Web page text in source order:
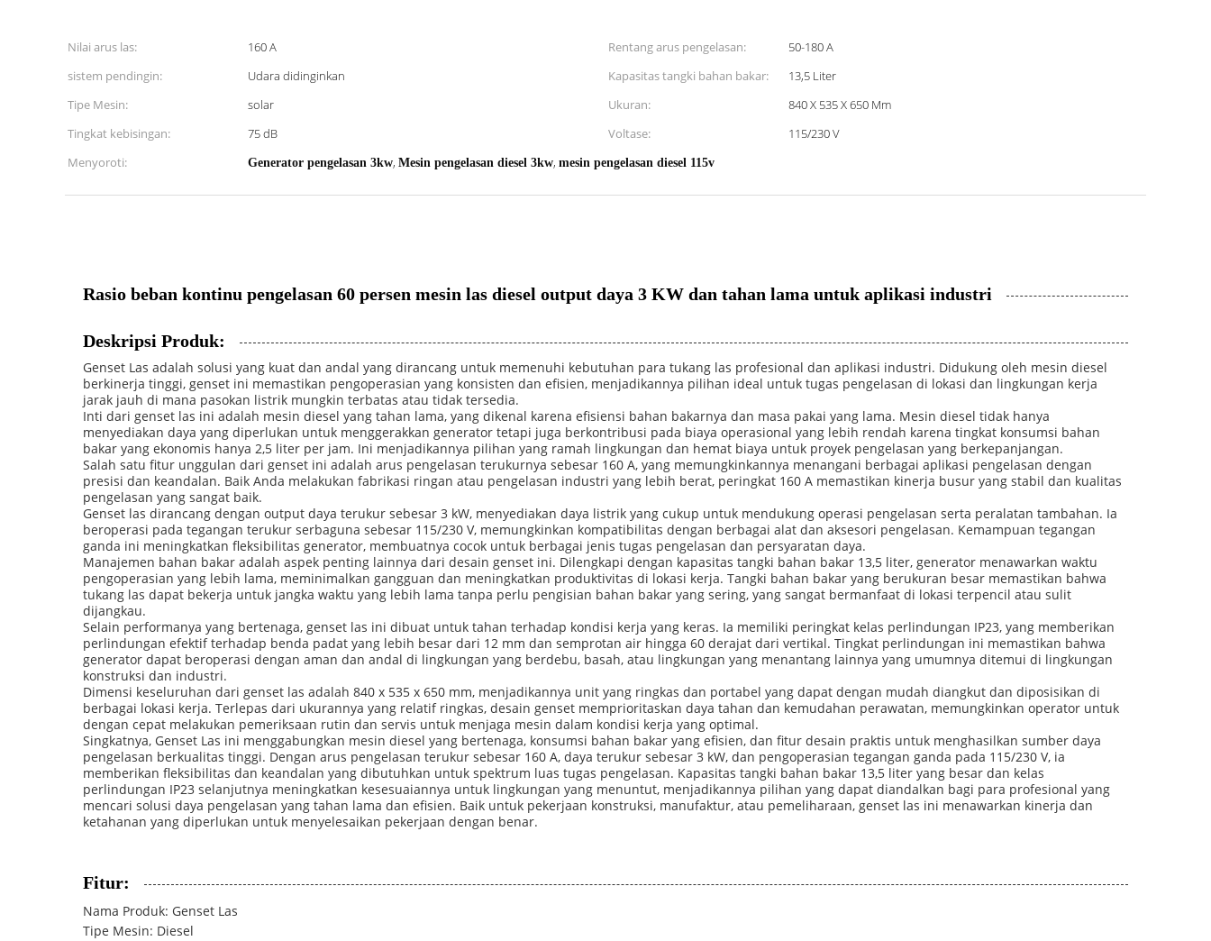
Nilai arus las: 160 A Rentang arus pengelasan:
50-180 A
sistem pendingin:
Udara didinginkan Kapasitas tangki bahan bakar:
13,5 Liter
Tipe Mesin:
solar Ukuran:
840 X 535 X 650 Mm
Tingkat kebisingan:
75 dB Voltase:
115/230 V
Menyoroti:
Generator pengelasan 3kw, Mesin pengelasan diesel 3kw, mesin pengelasan diesel 115v
Rasio beban kontinu pengelasan 60 persen mesin las diesel output daya 3 KW dan tahan lama untuk aplikasi industri
Deskripsi Produk:
Genset Las adalah solusi yang kuat dan andal yang dirancang untuk memenuhi kebutuhan para tukang las profesional dan aplikasi industri. Didukung oleh mesin diesel
berkinerja tinggi, genset ini memastikan pengoperasian yang konsisten dan efisien, menjadikannya pilihan ideal untuk tugas pengelasan di lokasi dan lingkungan kerja
jarak jauh di mana pasokan listrik mungkin terbatas atau tidak tersedia.
Inti dari genset las ini adalah mesin diesel yang tahan lama, yang dikenal karena efisiensi bahan bakarnya dan masa pakai yang lama. Mesin diesel tidak hanya
menyediakan daya yang diperlukan untuk menggerakkan generator tetapi juga berkontribusi pada biaya operasional yang lebih rendah karena tingkat konsumsi bahan
bakar yang ekonomis hanya 2,5 liter per jam. Ini menjadikannya pilihan yang ramah lingkungan dan hemat biaya untuk proyek pengelasan yang berkepanjangan.
Salah satu fitur unggulan dari genset ini adalah arus pengelasan terukurnya sebesar 160 A, yang memungkinkannya menangani berbagai aplikasi pengelasan dengan
presisi dan keandalan. Baik Anda melakukan fabrikasi ringan atau pengelasan industri yang lebih berat, peringkat 160 A memastikan kinerja busur yang stabil dan kualitas
pengelasan yang sangat baik.
Genset las dirancang dengan output daya terukur sebesar 3 kW, menyediakan daya listrik yang cukup untuk mendukung operasi pengelasan serta peralatan tambahan. Ia
beroperasi pada tegangan terukur serbaguna sebesar 115/230 V, memungkinkan kompatibilitas dengan berbagai alat dan aksesori pengelasan. Kemampuan tegangan
ganda ini meningkatkan fleksibilitas generator, membuatnya cocok untuk berbagai jenis tugas pengelasan dan persyaratan daya.
Manajemen bahan bakar adalah aspek penting lainnya dari desain genset ini. Dilengkapi dengan kapasitas tangki bahan bakar 13,5 liter, generator menawarkan waktu
pengoperasian yang lebih lama, meminimalkan gangguan dan meningkatkan produktivitas di lokasi kerja. Tangki bahan bakar yang berukuran besar memastikan bahwa
tukang las dapat bekerja untuk jangka waktu yang lebih lama tanpa perlu pengisian bahan bakar yang sering, yang sangat bermanfaat di lokasi terpencil atau sulit
dijangkau.
Selain performanya yang bertenaga, genset las ini dibuat untuk tahan terhadap kondisi kerja yang keras. Ia memiliki peringkat kelas perlindungan IP23, yang memberikan
perlindungan efektif terhadap benda padat yang lebih besar dari 12 mm dan semprotan air hingga 60 derajat dari vertikal. Tingkat perlindungan ini memastikan bahwa
generator dapat beroperasi dengan aman dan andal di lingkungan yang berdebu, basah, atau lingkungan yang menantang lainnya yang umumnya ditemui di lingkungan
konstruksi dan industri.
Dimensi keseluruhan dari genset las adalah 840 x 535 x 650 mm, menjadikannya unit yang ringkas dan portabel yang dapat dengan mudah diangkut dan diposisikan di
berbagai lokasi kerja. Terlepas dari ukurannya yang relatif ringkas, desain genset memprioritaskan daya tahan dan kemudahan perawatan, memungkinkan operator untuk
dengan cepat melakukan pemeriksaan rutin dan servis untuk menjaga mesin dalam kondisi kerja yang optimal.
Singkatnya, Genset Las ini menggabungkan mesin diesel yang bertenaga, konsumsi bahan bakar yang efisien, dan fitur desain praktis untuk menghasilkan sumber daya
pengelasan berkualitas tinggi. Dengan arus pengelasan terukur sebesar 160 A, daya terukur sebesar 3 kW, dan pengoperasian tegangan ganda pada 115/230 V, ia
memberikan fleksibilitas dan keandalan yang dibutuhkan untuk spektrum luas tugas pengelasan. Kapasitas tangki bahan bakar 13,5 liter yang besar dan kelas
perlindungan IP23 selanjutnya meningkatkan kesesuaiannya untuk lingkungan yang menuntut, menjadikannya pilihan yang dapat diandalkan bagi para profesional yang
mencari solusi daya pengelasan yang tahan lama dan efisien. Baik untuk pekerjaan konstruksi, manufaktur, atau pemeliharaan, genset las ini menawarkan kinerja dan
ketahanan yang diperlukan untuk menyelesaikan pekerjaan dengan benar.
Fitur:
Nama Produk: Genset Las
Tipe Mesin: Diesel